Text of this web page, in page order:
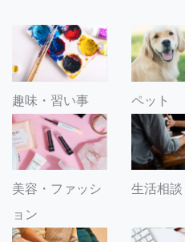
趣味・習い事 ペット
美容・ファッシ
ョン
生活相談